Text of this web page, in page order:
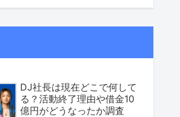
DJ社長は現在どこで何して
る？活動終了理由や借金10
億円がどうなったか調査